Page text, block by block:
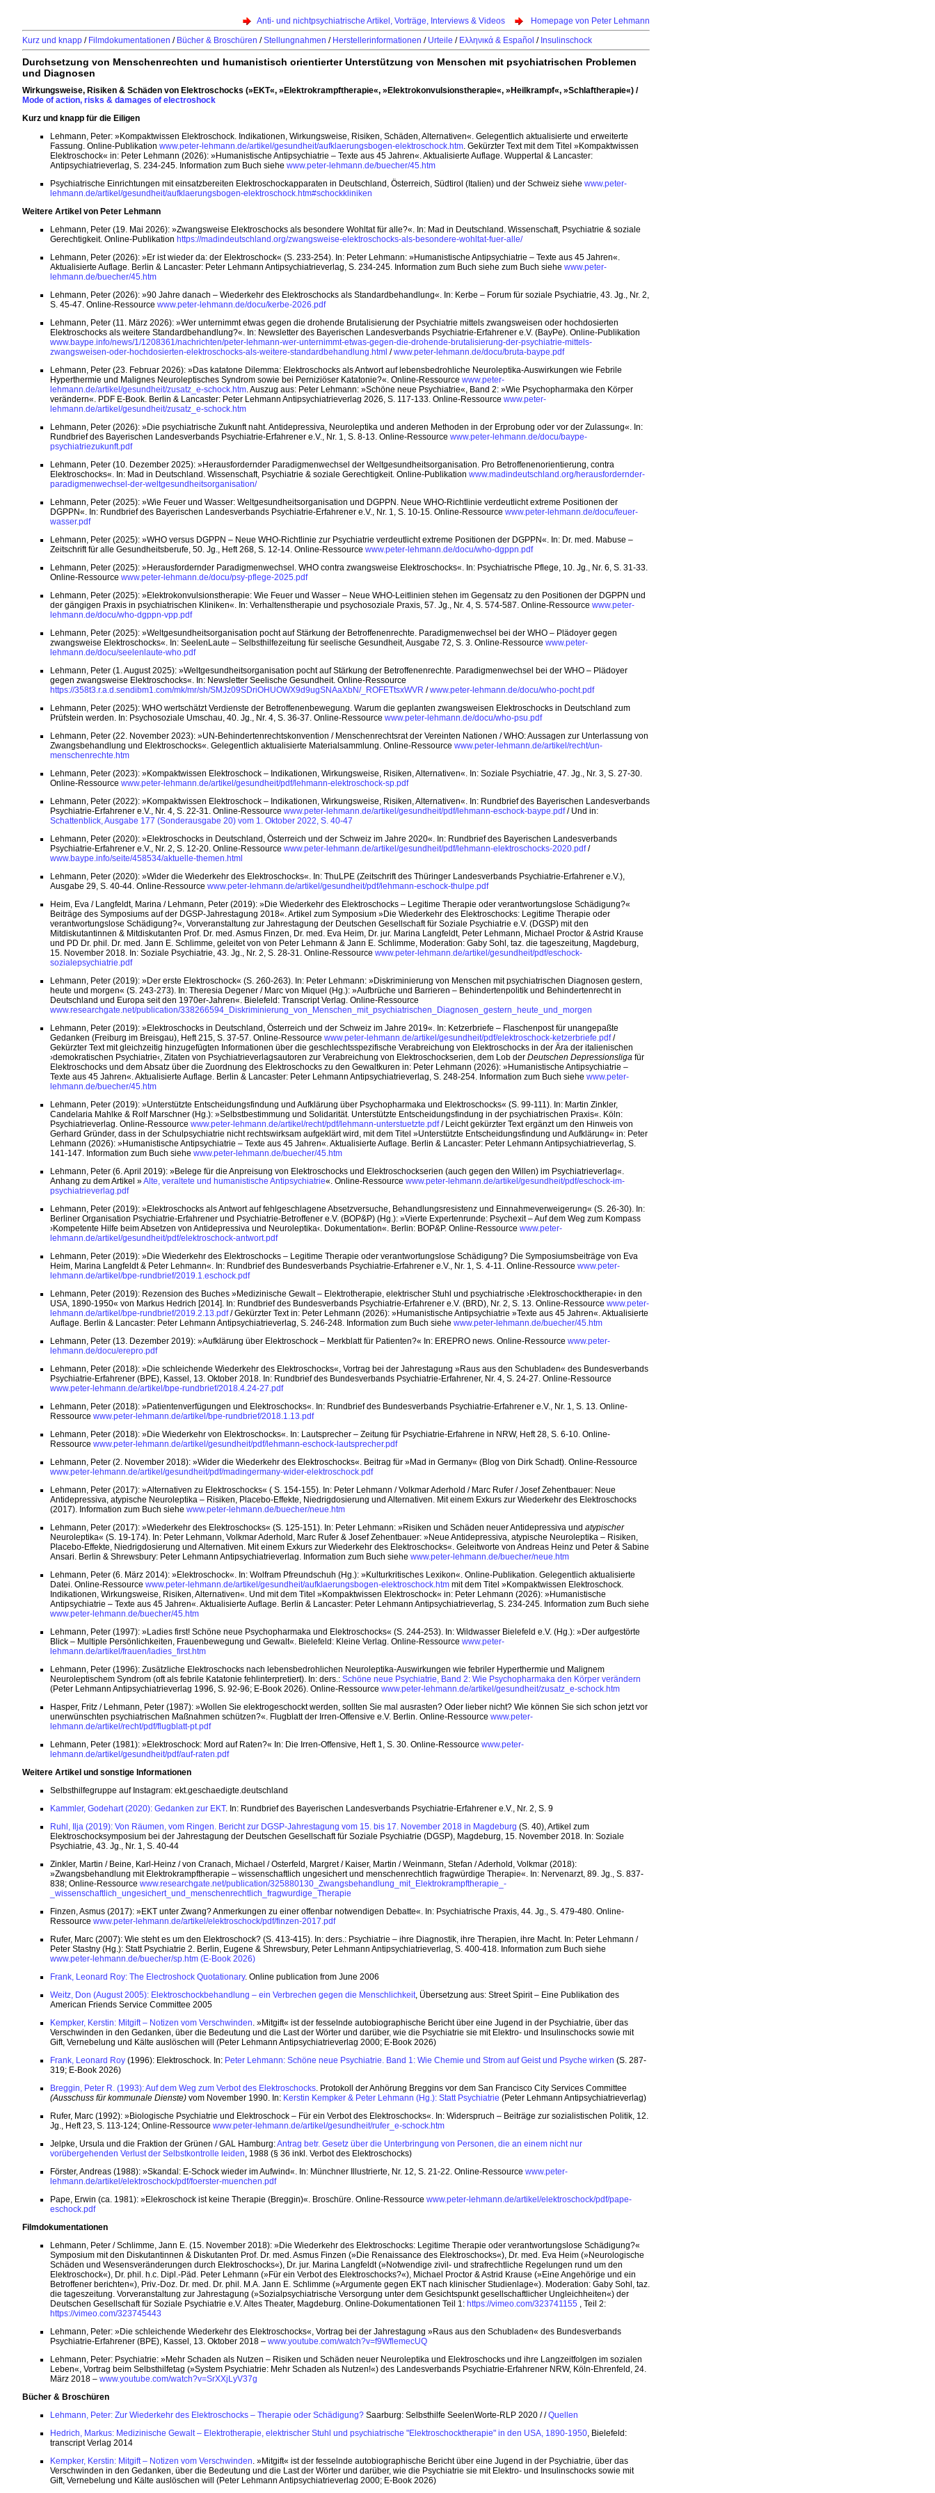
Anti- und nichtpsychiatrische Artikel, Vorträge, Interviews & Videos
Homepage von Peter Lehmann
Kurz und knapp / Filmdokumentationen / Bücher & Broschüren /Stellungnahmen / Herstellerinformationen / Urteile / Ελληνικά & Español / Insulinschock
Durchsetzung von Menschenrechten und humanistisch orientierter Unterstützung von Menschen mit psychiatrischen Problemen
und Diagnosen
Wirkungsweise, Risiken & Schäden von Elektroschocks (»EKT«, »Elektrokrampftherapie«, »Elektrokonvulsionstherapie«, »Heilkrampf«, »Schlaftherapie«) /
Mode of action, risks & damages of electroshock
Kurz und knapp für die Eiligen
Lehmann, Peter: »Kompaktwissen Elektroschock. Indikationen, Wirkungsweise, Risiken, Schäden, Alternativen«. Gelegentlich aktualisierte und erweiterte
Fassung. Online-Publikation www.peter-lehmann.de/artikel/gesundheit/aufklaerungsbogen-elektroschock.htm. Gekürzter Text mit dem Titel »Kompaktwissen
Elektroschock« in: Peter Lehmann (2026): »Humanistische Antipsychiatrie – Texte aus 45 Jahren«. Aktualisierte Auflage. Wuppertal & Lancaster:
Antipsychiatrieverlag, S. 234-245. Information zum Buch siehe www.peter-lehmann.de/buecher/45.htm
Psychiatrische Einrichtungen mit einsatzbereiten Elektroschockapparaten in Deutschland, Österreich, Südtirol (Italien) und der Schweiz siehe www.peter-
lehmann.de/artikel/gesundheit/aufklaerungsbogen-elektroschock.htm#schockkliniken
Weitere Artikel von Peter Lehmann
Lehmann, Peter (19. Mai 2026): »Zwangsweise Elektroschocks als besondere Wohltat für alle?«. In: Mad in Deutschland. Wissenschaft, Psychiatrie & soziale
Gerechtigkeit. Online-Publikation https://madindeutschland.org/zwangsweise-elektroschocks-als-besondere-wohltat-fuer-alle/
Lehmann, Peter (2026): »Er ist wieder da: der Elektroschock« (S. 233-254). In: Peter Lehmann: »Humanistische Antipsychiatrie – Texte aus 45 Jahren«.
Aktualisierte Auflage. Berlin & Lancaster: Peter Lehmann Antipsychiatrieverlag, S. 234-245. Information zum Buch siehe zum Buch siehe www.peter-
lehmann.de/buecher/45.htm
Lehmann, Peter (2026): »90 Jahre danach – Wiederkehr des Elektroschocks als Standardbehandlung«. In: Kerbe – Forum für soziale Psychiatrie, 43. Jg., Nr. 2,
S. 45-47. Online-Ressource www.peter-lehmann.de/docu/kerbe-2026.pdf
Lehmann, Peter (11. März 2026): »Wer unternimmt etwas gegen die drohende Brutalisierung der Psychiatrie mittels zwangsweisen oder hochdosierten
Elektroschocks als weitere Standardbehandlung?«. In: Newsletter des Bayerischen Landesverbands Psychiatrie-Erfahrener e.V. (BayPe). Online-Publikation
www.baype.info/news/1/1208361/nachrichten/peter-lehmann-wer-unternimmt-etwas-gegen-die-drohende-brutalisierung-der-psychiatrie-mittels-
zwangsweisen-oder-hochdosierten-elektroschocks-als-weitere-standardbehandlung.html /www.peter-lehmann.de/docu/bruta-baype.pdf
Lehmann, Peter (23. Februar 2026): »Das katatone Dilemma: Elektroschocks als Antwort auf lebensbedrohliche Neuroleptika-Auswirkungen wie Febrile
Hyperthermie und Malignes Neuroleptisches Syndrom sowie bei Perniziöser Katatonie?«. Online-Ressource www.peter-
lehmann.de/artikel/gesundheit/zusatz_e-schock.htm. Auszug aus: Peter Lehmann: »Schöne neue Psychiatrie«, Band 2: »Wie Psychopharmaka den Körper
verändern«. PDF E-Book. Berlin & Lancaster: Peter Lehmann Antipsychiatrieverlag 2026, S. 117-133. Online-Ressource www.peter-
lehmann.de/artikel/gesundheit/zusatz_e-schock.htm
Lehmann, Peter (2026): »Die psychiatrische Zukunft naht. Antidepressiva, Neuroleptika und anderen Methoden in der Erprobung oder vor der Zulassung«. In:
Rundbrief des Bayerischen Landesverbands Psychiatrie-Erfahrener e.V., Nr. 1, S. 8-13. Online-Ressource www.peter-lehmann.de/docu/baype-
psychiatriezukunft.pdf
Lehmann, Peter (10. Dezember 2025): »Herausfordernder Paradigmenwechsel der Weltgesundheitsorganisation. Pro Betroffenenorientierung, contra
Elektroschocks«. In: Mad in Deutschland. Wissenschaft, Psychiatrie & soziale Gerechtigkeit. Online-Publikation www.madindeutschland.org/herausfordernder-
paradigmenwechsel-der-weltgesundheitsorganisation/
Lehmann, Peter (2025): »Wie Feuer und Wasser: Weltgesundheitsorganisation und DGPPN. Neue WHO-Richtlinie verdeutlicht extreme Positionen der
DGPPN«. In: Rundbrief des Bayerischen Landesverbands Psychiatrie-Erfahrener e.V., Nr. 1, S. 10-15. Online-Ressource www.peter-lehmann.de/docu/feuer-
wasser.pdf
Lehmann, Peter (2025): »WHO versus DGPPN – Neue WHO-Richtlinie zur Psychiatrie verdeutlicht extreme Positionen der DGPPN«. In: Dr. med. Mabuse –
Zeitschrift für alle Gesundheitsberufe, 50. Jg., Heft 268, S. 12-14. Online-Ressource www.peter-lehmann.de/docu/who-dgppn.pdf
Lehmann, Peter (2025): »Herausfordernder Paradigmenwechsel. WHO contra zwangsweise Elektroschocks«. In: Psychiatrische Pflege, 10. Jg., Nr. 6, S. 31-33.
Online-Ressource www.peter-lehmann.de/docu/psy-pflege-2025.pdf
Lehmann, Peter (2025): »Elektrokonvulsionstherapie: Wie Feuer und Wasser – Neue WHO-Leitlinien stehen im Gegensatz zu den Positionen der DGPPN und
der gängigen Praxis in psychiatrischen Kliniken«. In: Verhaltenstherapie und psychosoziale Praxis, 57. Jg., Nr. 4, S. 574-587. Online-Ressource www.peter-
lehmann.de/docu/who-dgppn-vpp.pdf
Lehmann, Peter (2025): »Weltgesundheitsorganisation pocht auf Stärkung der Betroffenenrechte. Paradigmenwechsel bei der WHO – Plädoyer gegen
zwangsweise Elektroschocks«. In: SeelenLaute – Selbsthilfezeitung für seelische Gesundheit, Ausgabe 72, S. 3. Online-Ressource www.peter-
lehmann.de/docu/seelenlaute-who.pdf
Lehmann, Peter (1. August 2025): »Weltgesundheitsorganisation pocht auf Stärkung der Betroffenenrechte. Paradigmenwechsel bei der WHO – Plädoyer
gegen zwangsweise Elektroschocks«. In: Newsletter Seelische Gesundheit. Online-Ressource
https://358t3.r.a.d.sendibm1.com/mk/mr/sh/SMJz09SDriOHUOWX9d9ugSNAaXbN/_ROFETtsxWVR /www.peter-lehmann.de/docu/who-pocht.pdf
Lehmann, Peter (2025): WHO wertschätzt Verdienste der Betroffenenbewegung. Warum die geplanten zwangsweisen Elektroschocks in Deutschland zum
Prüfstein werden. In: Psychosoziale Umschau, 40. Jg., Nr. 4, S. 36-37. Online-Ressource www.peter-lehmann.de/docu/who-psu.pdf
Lehmann, Peter (22. November 2023): »UN-Behindertenrechtskonvention / Menschenrechtsrat der Vereinten Nationen / WHO: Aussagen zur Unterlassung von
Zwangsbehandlung und Elektroschocks«. Gelegentlich aktualisierte Materialsammlung. Online-Ressource www.peter-lehmann.de/artikel/recht/un-
menschenrechte.htm
Lehmann, Peter (2023): »Kompaktwissen Elektroschock – Indikationen, Wirkungsweise, Risiken, Alternativen«. In: Soziale Psychiatrie, 47. Jg., Nr. 3, S. 27-30.
Online-Ressource www.peter-lehmann.de/artikel/gesundheit/pdf/lehmann-elektroschock-sp.pdf
Lehmann, Peter (2022): »Kompaktwissen Elektroschock – Indikationen, Wirkungsweise, Risiken, Alternativen«. In: Rundbrief des Bayerischen Landesverbands
Psychiatrie-Erfahrener e.V., Nr. 4, S. 22-31. Online-Ressource www.peter-lehmann.de/artikel/gesundheit/pdf/lehmann-eschock-baype.pdf/ Und in:
Schattenblick, Ausgabe 177 (Sonderausgabe 20) vom 1. Oktober 2022, S. 40-47
Lehmann, Peter (2020): »Elektroschocks in Deutschland, Österreich und der Schweiz im Jahre 2020«. In: Rundbrief des Bayerischen Landesverbands
Psychiatrie-Erfahrener e.V., Nr. 2, S. 12-20. Online-Ressource www.peter-lehmann.de/artikel/gesundheit/pdf/lehmann-elektroschocks-2020.pdf/
www.baype.info/seite/458534/aktuelle-themen.html
Lehmann, Peter (2020): »Wider die Wiederkehr des Elektroschocks«. In: ThuLPE (Zeitschrift des Thüringer Landesverbands Psychiatrie-Erfahrener e.V.),
Ausgabe 29, S. 40-44. Online-Ressource www.peter-lehmann.de/artikel/gesundheit/pdf/lehmann-eschock-thulpe.pdf
Heim, Eva / Langfeldt, Marina / Lehmann, Peter (2019): »Die Wiederkehr des Elektroschocks – Legitime Therapie oder verantwortungslose Schädigung?«
Beiträge des Symposiums auf der DGSP-Jahrestagung 2018«. Artikel zum Symposium »Die Wiederkehr des Elektroschocks: Legitime Therapie oder
verantwortungslose Schädigung?«, Vorveranstaltung zur Jahrestagung der Deutschen Gesellschaft für Soziale Psychiatrie e.V. (DGSP) mit den
Mitdiskutantinnen & Mitdiskutanten Prof. Dr. med. Asmus Finzen, Dr. med. Eva Heim, Dr. jur. Marina Langfeldt, Peter Lehmann, Michael Proctor & Astrid Krause
und PD Dr. phil. Dr. med. Jann E. Schlimme, geleitet von von Peter Lehmann & Jann E. Schlimme, Moderation: Gaby Sohl, taz. die tageszeitung, Magdeburg,
15. November 2018. In: Soziale Psychiatrie, 43. Jg., Nr. 2, S. 28-31. Online-Ressource www.peter-lehmann.de/artikel/gesundheit/pdf/eschock-
sozialepsychiatrie.pdf
Lehmann, Peter (2019): »Der erste Elektroschock« (S. 260-263). In: Peter Lehmann: »Diskriminierung von Menschen mit psychiatrischen Diagnosen gestern,
heute und morgen« (S. 243-273). In: Theresia Degener / Marc von Miquel (Hg.): »Aufbrüche und Barrieren – Behindertenpolitik und Behindertenrecht in
Deutschland und Europa seit den 1970er-Jahren«. Bielefeld: Transcript Verlag. Online-Ressource
www.researchgate.net/publication/338266594_Diskriminierung_von_Menschen_mit_psychiatrischen_Diagnosen_gestern_heute_und_morgen
Lehmann, Peter (2019): »Elektroschocks in Deutschland, Österreich und der Schweiz im Jahre 2019«. In: Ketzerbriefe – Flaschenpost für unangepaßte
Gedanken (Freiburg im Breisgau), Heft 215, S. 37-57. Online-Ressource www.peter-lehmann.de/artikel/gesundheit/pdf/elektroschock-ketzerbriefe.pdf/
Gekürzter Text mit gleichzeitig hinzugefügten Informationen über die geschlechtsspezifische Verabreichung von Elektroschocks in der Ära der italienischen
›demokratischen Psychiatrie‹, Zitaten von Psychiatrieverlagsautoren zur Verabreichung von Elektroschockserien, dem Lob der Deutschen Depressionsliga für
Elektroschocks und dem Absatz über die Zuordnung des Elektroschocks zu den Gewaltkuren in: Peter Lehmann (2026): »Humanistische Antipsychiatrie –
Texte aus 45 Jahren«. Aktualisierte Auflage. Berlin & Lancaster: Peter Lehmann Antipsychiatrieverlag, S. 248-254. Information zum Buch siehe www.peter-
lehmann.de/buecher/45.htm
Lehmann, Peter (2019): »Unterstützte Entscheidungsfindung und Aufklärung über Psychopharmaka und Elektroschocks« (S. 99-111). In: Martin Zinkler,
Candelaria Mahlke & Rolf Marschner (Hg.): »Selbstbestimmung und Solidarität. Unterstützte Entscheidungsfindung in der psychiatrischen Praxis«. Köln:
Psychiatrieverlag. Online-Ressource www.peter-lehmann.de/artikel/recht/pdf/lehmann-unterstuetzte.pdf/ Leicht gekürzter Text ergänzt um den Hinweis von
Gerhard Gründer, dass in der Schulpsychiatrie nicht rechtswirksam aufgeklärt wird, mit dem Titel »Unterstützte Entscheidungsfindung und Aufklärung« in: Peter
Lehmann (2026): »Humanistische Antipsychiatrie – Texte aus 45 Jahren«. Aktualisierte Auflage. Berlin & Lancaster: Peter Lehmann Antipsychiatrieverlag, S.
141-147. Information zum Buch siehe www.peter-lehmann.de/buecher/45.htm
Lehmann, Peter (6. April 2019): »Belege für die Anpreisung von Elektroschocks und Elektroschockserien (auch gegen den Willen) im Psychiatrieverlag«.
Anhang zu dem Artikel »Alte, veraltete und humanistische Antipsychiatrie«. Online-Ressource www.peter-lehmann.de/artikel/gesundheit/pdf/eschock-im-
psychiatrieverlag.pdf
Lehmann, Peter (2019): »Elektroschocks als Antwort auf fehlgeschlagene Absetzversuche, Behandlungsresistenz und Einnahmeverweigerung« (S. 26-30). In:
Berliner Organisation Psychiatrie-Erfahrener und Psychiatrie-Betroffener e.V. (BOP&P) (Hg.): »Vierte Expertenrunde: Psychexit – Auf dem Weg zum Kompass
›Kompetente Hilfe beim Absetzen von Antidepressiva und Neuroleptika‹. Dokumentation«. Berlin: BOP&P. Online-Ressource www.peter-
lehmann.de/artikel/gesundheit/pdf/elektroschock-antwort.pdf
Lehmann, Peter (2019): »Die Wiederkehr des Elektroschocks – Legitime Therapie oder verantwortungslose Schädigung? Die Symposiumsbeiträge von Eva
Heim, Marina Langfeldt & Peter Lehmann«. In: Rundbrief des Bundesverbands Psychiatrie-Erfahrener e.V., Nr. 1, S. 4-11. Online-Ressource www.peter-
lehmann.de/artikel/bpe-rundbrief/2019.1.eschock.pdf
Lehmann, Peter (2019): Rezension des Buches »Medizinische Gewalt – Elektrotherapie, elektrischer Stuhl und psychiatrische ›Elektroschocktherapie‹ in den
USA, 1890-1950« von Markus Hedrich [2014]. In: Rundbrief des Bundesverbands Psychiatrie-Erfahrener e.V. (BRD), Nr. 2, S. 13. Online-Ressource www.peter-
lehmann.de/artikel/bpe-rundbrief/2019.2.13.pdf/ Gekürzter Text in: Peter Lehmann (2026): »Humanistische Antipsychiatrie »Texte aus 45 Jahren«. Aktualisierte
Auflage. Berlin & Lancaster: Peter Lehmann Antipsychiatrieverlag, S. 246-248. Information zum Buch siehe www.peter-lehmann.de/buecher/45.htm
Lehmann, Peter (13. Dezember 2019): »Aufklärung über Elektroschock – Merkblatt für Patienten?« In: EREPRO news. Online-Ressource www.peter-
lehmann.de/docu/erepro.pdf
Lehmann, Peter (2018): »Die schleichende Wiederkehr des Elektroschocks«, Vortrag bei der Jahrestagung »Raus aus den Schubladen« des Bundesverbands
Psychiatrie-Erfahrener (BPE), Kassel, 13. Oktober 2018. In: Rundbrief des Bundesverbands Psychiatrie-Erfahrener, Nr. 4, S. 24-27. Online-Ressource
www.peter-lehmann.de/artikel/bpe-rundbrief/2018.4.24-27.pdf
Lehmann, Peter (2018): »Patientenverfügungen und Elektroschocks«. In: Rundbrief des Bundesverbands Psychiatrie-Erfahrener e.V., Nr. 1, S. 13. Online-
Ressource www.peter-lehmann.de/artikel/bpe-rundbrief/2018.1.13.pdf
Lehmann, Peter (2018): »Die Wiederkehr von Elektroschocks«. In: Lautsprecher – Zeitung für Psychiatrie-Erfahrene in NRW, Heft 28, S. 6-10. Online-
Ressource www.peter-lehmann.de/artikel/gesundheit/pdf/lehmann-eschock-lautsprecher.pdf
Lehmann, Peter (2. November 2018): »Wider die Wiederkehr des Elektroschocks«. Beitrag für »Mad in Germany« (Blog von Dirk Schadt). Online-Ressource
www.peter-lehmann.de/artikel/gesundheit/pdf/madingermany-wider-elektroschock.pdf
Lehmann, Peter (2017): »Alternativen zu Elektroschocks« ( S. 154-155). In: Peter Lehmann / Volkmar Aderhold / Marc Rufer / Josef Zehentbauer: Neue
Antidepressiva, atypische Neuroleptika – Risiken, Placebo-Effekte, Niedrigdosierung und Alternativen. Mit einem Exkurs zur Wiederkehr des Elektroschocks
(2017). Information zum Buch siehe www.peter-lehmann.de/buecher/neue.htm
Lehmann, Peter (2017): »Wiederkehr des Elektroschocks« (S. 125-151). In: Peter Lehmann: »Risiken und Schäden neuer Antidepressiva und atypischer
Neuroleptika« (S. 19-174). In: Peter Lehmann, Volkmar Aderhold, Marc Rufer & Josef Zehentbauer: »Neue Antidepressiva, atypische Neuroleptika – Risiken,
Placebo-Effekte, Niedrigdosierung und Alternativen. Mit einem Exkurs zur Wiederkehr des Elektroschocks«. Geleitworte von Andreas Heinz und Peter & Sabine
Ansari. Berlin & Shrewsbury: Peter Lehmann Antipsychiatrieverlag. Information zum Buch siehe www.peter-lehmann.de/buecher/neue.htm
Lehmann, Peter (6. März 2014): »Elektroschock«. In: Wolfram Pfreundschuh (Hg.): »Kulturkritisches Lexikon«. Online-Publikation. Gelegentlich aktualisierte
Datei. Online-Ressource www.peter-lehmann.de/artikel/gesundheit/aufklaerungsbogen-elektroschock.htm mit dem Titel »Kompaktwissen Elektroschock.
Indikationen, Wirkungsweise, Risiken, Alternativen«. Und mit dem Titel »Kompaktwissen Elektroschock« in: Peter Lehmann (2026): »Humanistische
Antipsychiatrie – Texte aus 45 Jahren«. Aktualisierte Auflage. Berlin & Lancaster: Peter Lehmann Antipsychiatrieverlag, S. 234-245. Information zum Buch siehe
www.peter-lehmann.de/buecher/45.htm
Lehmann, Peter (1997): »Ladies first! Schöne neue Psychopharmaka und Elektroschocks« (S. 244-253). In: Wildwasser Bielefeld e.V. (Hg.): »Der aufgestörte
Blick – Multiple Persönlichkeiten, Frauenbewegung und Gewalt«. Bielefeld: Kleine Verlag. Online-Ressource www.peter-
lehmann.de/artikel/frauen/ladies_first.htm
Lehmann, Peter (1996): Zusätzliche Elektroschocks nach lebensbedrohlichen Neuroleptika-Auswirkungen wie febriler Hyperthermie und Malignem
Neuroleptischem Syndrom (oft als febrile Katatonie fehlinterpretiert). In: ders.: Schöne neue Psychiatrie, Band 2: Wie Psychopharmaka den Körper verändern
(Peter Lehmann Antipsychiatrieverlag 1996, S. 92-96; E-Book 2026). Online-Ressource www.peter-lehmann.de/artikel/gesundheit/zusatz_e-schock.htm
Hasper, Fritz / Lehmann, Peter (1987): »Wollen Sie elektrogeschockt werden, sollten Sie mal ausrasten? Oder lieber nicht? Wie können Sie sich schon jetzt vor
unerwünschten psychiatrischen Maßnahmen schützen?«. Flugblatt der Irren-Offensive e.V. Berlin. Online-Ressource www.peter-
lehmann.de/artikel/recht/pdf/flugblatt-pt.pdf
Lehmann, Peter (1981): »Elektroschock: Mord auf Raten?« In: Die Irren-Offensive, Heft 1, S. 30. Online-Ressource www.peter-
lehmann.de/artikel/gesundheit/pdf/auf-raten.pdf
Weitere Artikel und sonstige Informationen
Selbsthilfegruppe auf Instagram: ekt.geschaedigte.deutschland
Kammler, Godehart (2020): Gedanken zur EKT. In: Rundbrief des Bayerischen Landesverbands Psychiatrie-Erfahrener e.V., Nr. 2, S. 9
Ruhl, Ilja (2019): Von Räumen, vom Ringen. Bericht zur DGSP-Jahrestagung vom 15. bis 17. November 2018 in Magdeburg (S. 40), Artikel zum
Elektroschocksymposium bei der Jahrestagung der Deutschen Gesellschaft für Soziale Psychiatrie (DGSP), Magdeburg, 15. November 2018. In: Soziale
Psychiatrie, 43. Jg., Nr. 1, S. 40-44
Zinkler, Martin / Beine, Karl-Heinz / von Cranach, Michael / Osterfeld, Margret / Kaiser, Martin / Weinmann, Stefan / Aderhold, Volkmar (2018):
»Zwangsbehandlung mit Elektrokrampftherapie – wissenschaftlich ungesichert und menschenrechtlich fragwürdige Therapie«. In: Nervenarzt, 89. Jg., S. 837-
838; Online-Ressource www.researchgate.net/publication/325880130_Zwangsbehandlung_mit_Elektrokrampftherapie_-
_wissenschaftlich_ungesichert_und_menschenrechtlich_fragwurdige_Therapie
Finzen, Asmus (2017): »EKT unter Zwang? Anmerkungen zu einer offenbar notwendigen Debatte«. In: Psychiatrische Praxis, 44. Jg., S. 479-480. Online-
Ressource www.peter-lehmann.de/artikel/elektroschock/pdf/finzen-2017.pdf
Rufer, Marc (2007): Wie steht es um den Elektroschock? (S. 413-415). In: ders.: Psychiatrie – ihre Diagnostik, ihre Therapien, ihre Macht. In: Peter Lehmann /
Peter Stastny (Hg.): Statt Psychiatrie 2. Berlin, Eugene & Shrewsbury, Peter Lehmann Antipsychiatrieverlag, S. 400-418. Information zum Buch siehe
www.peter-lehmann.de/buecher/sp.htm (E-Book 2026)
Frank, Leonard Roy: The Electroshock Quotationary. Online publication from June 2006
Weitz, Don (August 2005): Elektroschockbehandlung – ein Verbrechen gegen die Menschlichkeit, Übersetzung aus: Street Spirit – Eine Publikation des
American Friends Service Committee 2005
Kempker, Kerstin: Mitgift – Notizen vom Verschwinden. »Mitgift« ist der fesselnde autobiographische Bericht über eine Jugend in der Psychiatrie, über das
Verschwinden in den Gedanken, über die Bedeutung und die Last der Wörter und darüber, wie die Psychiatrie sie mit Elektro- und Insulinschocks sowie mit
Gift, Vernebelung und Kälte auslöschen will (Peter Lehmann Antipsychiatrieverlag 2000; E-Book 2026)
Frank, Leonard Roy (1996): Elektroschock. In: Peter Lehmann: Schöne neue Psychiatrie. Band 1: Wie Chemie und Strom auf Geist und Psyche wirken (S. 287-
319; E-Book 2026)
Breggin, Peter R. (1993): Auf dem Weg zum Verbot des Elektroschocks. Protokoll der Anhörung Breggins vor dem San Francisco City Services Committee
(Ausschuss für kommunale Dienste) vom November 1990. In: Kerstin Kempker & Peter Lehmann (Hg.): Statt Psychiatrie (Peter Lehmann Antipsychiatrieverlag)
Rufer, Marc (1992): »Biologische Psychiatrie und Elektroschock – Für ein Verbot des Elektroschocks«. In: Widerspruch – Beiträge zur sozialistischen Politik, 12.
Jg., Heft 23, S. 113-124; Online-Ressource www.peter-lehmann.de/artikel/gesundheit/rufer_e-schock.htm
Jelpke, Ursula und die Fraktion der Grünen / GAL Hamburg:Antrag betr. Gesetz über die Unterbringung von Personen, die an einem nicht nur
vorübergehenden Verlust der Selbstkontrolle leiden, 1988 (§ 36 inkl. Verbot des Elektroschocks)
Förster, Andreas (1988): »Skandal: E-Schock wieder im Aufwind«. In: Münchner Illustrierte, Nr. 12, S. 21-22. Online-Ressource www.peter-
lehmann.de/artikel/elektroschock/pdf/foerster-muenchen.pdf
Pape, Erwin (ca. 1981): »Elekroschock ist keine Therapie (Breggin)«. Broschüre. Online-Ressource www.peter-lehmann.de/artikel/elektroschock/pdf/pape-
eschock.pdf
Filmdokumentationen
Lehmann, Peter / Schlimme, Jann E. (15. November 2018): »Die Wiederkehr des Elektroschocks: Legitime Therapie oder verantwortungslose Schädigung?«
Symposium mit den Diskutantinnen & Diskutanten Prof. Dr. med. Asmus Finzen (»Die Renaissance des Elektroschocks«), Dr. med. Eva Heim (»Neurologische
Schäden und Wesensveränderungen durch Elektroschocks«), Dr. jur. Marina Langfeldt (»Notwendige zivil- und strafrechtliche Regelungen rund um den
Elektroschock«), Dr. phil. h.c. Dipl.-Päd. Peter Lehmann (»Für ein Verbot des Elektroschocks?«), Michael Proctor & Astrid Krause (»Eine Angehörige und ein
Betroffener berichten«), Priv.-Doz. Dr. med. Dr. phil. M.A. Jann E. Schlimme (»Argumente gegen EKT nach klinischer Studienlage«). Moderation: Gaby Sohl, taz.
die tageszeitung. Vorveranstaltung zur Jahrestagung (»Sozialpsychiatrische Versorgung unter dem Gesichtspunkt gesellschaftlicher Ungleichheiten«) der
Deutschen Gesellschaft für Soziale Psychiatrie e.V. Altes Theater, Magdeburg. Online-Dokumentationen Teil 1: https://vimeo.com/323741155 , Teil 2:
https://vimeo.com/323745443
Lehmann, Peter: »Die schleichende Wiederkehr des Elektroschocks«, Vortrag bei der Jahrestagung »Raus aus den Schubladen« des Bundesverbands
Psychiatrie-Erfahrener (BPE), Kassel, 13. Oktober 2018 – www.youtube.com/watch?v=f9WflemecUQ
Lehmann, Peter: Psychiatrie: »Mehr Schaden als Nutzen – Risiken und Schäden neuer Neuroleptika und Elektroschocks und ihre Langzeitfolgen im sozialen
Leben«, Vortrag beim Selbsthilfetag (»System Psychiatrie: Mehr Schaden als Nutzen!«) des Landesverbands Psychiatrie-Erfahrener NRW, Köln-Ehrenfeld, 24.
März 2018 – www.youtube.com/watch?v=SrXXjLyV37g
Bücher & Broschüren
Lehmann, Peter: Zur Wiederkehr des Elektroschocks – Therapie oder Schädigung? Saarburg: Selbsthilfe SeelenWorte-RLP 2020 / /Quellen
Hedrich, Markus: Medizinische Gewalt – Elektrotherapie, elektrischer Stuhl und psychiatrische "Elektroschocktherapie" in den USA, 1890-1950, Bielefeld:
transcript Verlag 2014
Kempker, Kerstin: Mitgift – Notizen vom Verschwinden. »Mitgift« ist der fesselnde autobiographische Bericht über eine Jugend in der Psychiatrie, über das
Verschwinden in den Gedanken, über die Bedeutung und die Last der Wörter und darüber, wie die Psychiatrie sie mit Elektro- und Insulinschocks sowie mit
Gift, Vernebelung und Kälte auslöschen will (Peter Lehmann Antipsychiatrieverlag 2000; E-Book 2026)